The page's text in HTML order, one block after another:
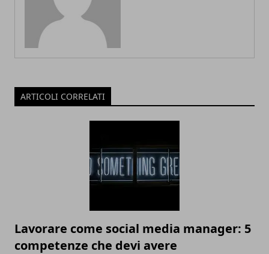
ARTICOLI CORRELATI
Lavorare come social media manager: 5
competenze che devi avere